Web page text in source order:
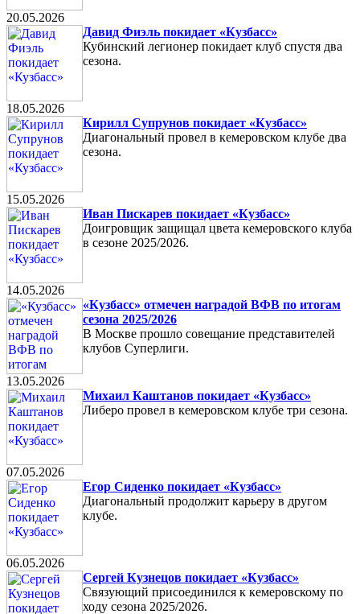
20.05.2026
Давид Фиэль покидает «Кузбасс»
Кубинский легионер покидает клуб спустя два
сезона.
18.05.2026
Кирилл Супрунов покидает «Кузбасс»
Диагональный провел в кемеровском клубе два
сезона.
15.05.2026
Иван Пискарев покидает «Кузбасс»
Доигровщик защищал цвета кемеровского клуба
в сезоне 2025/2026.
14.05.2026
«Кузбасс» отмечен наградой ВФВ по итогам
сезона 2025/2026
В Москве прошло совещание представителей
клубов Суперлиги.
13.05.2026
Михаил Каштанов покидает «Кузбасс»
Либеро провел в кемеровском клубе три сезона.
07.05.2026
Егор Сиденко покидает «Кузбасс»
Диагональный продолжит карьеру в другом
клубе.
06.05.2026
Сергей Кузнецов покидает «Кузбасс»
Связующий присоединился к кемеровскому по
ходу сезона 2025/2026.